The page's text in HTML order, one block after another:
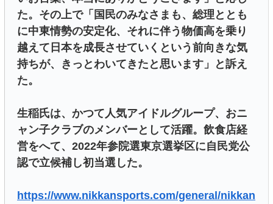
た。その上で「国民のみなさまも、総理ととも
に中東情勢の安定化、それに伴う物価高を乗り
越えて日本を成長させていくという前向きな気
持ちが、きっとわいてきたと思います」と訴え
た。
生稲氏は、かつて人気アイドルグループ、おニ
ャン子クラブのメンバーとして活躍。飲食店経
営をへて、2022年参院選東京選挙区に自民党公
認で立候補し初当選した。
https://www.nikkansports.com/general/nikkan